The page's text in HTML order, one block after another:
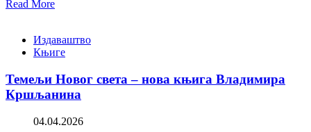
Read More
Издаваштво
Књиге
Темељи Новог света – нова књига Владимира
Кршљанина
04.04.2026